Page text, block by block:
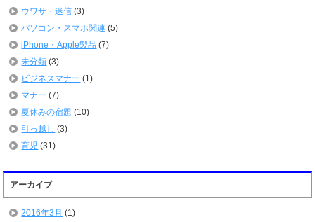
ウワサ・迷信 (3)
パソコン・スマホ関連 (5)
iPhone・Apple製品 (7)
未分類 (3)
ビジネスマナー (1)
マナー (7)
夏休みの宿題 (10)
引っ越し (3)
育児 (31)
アーカイブ
2016年3月 (1)